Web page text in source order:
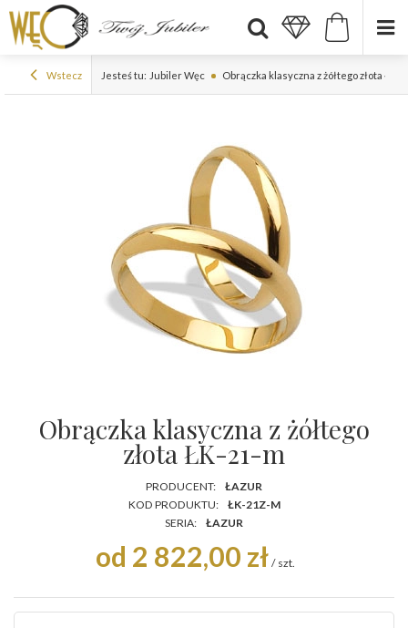
Wstecz Jesteś tu: Jubiler Węc Obrączka klasyczna z żółtego złota ŁK-
Obrączka klasyczna z żółtego
złota ŁK-21-m
PRODUCENT:
ŁAZUR
KOD PRODUKTU:
ŁK-21Z-M
SERIA:
ŁAZUR
od 2 822,00 zł / szt.